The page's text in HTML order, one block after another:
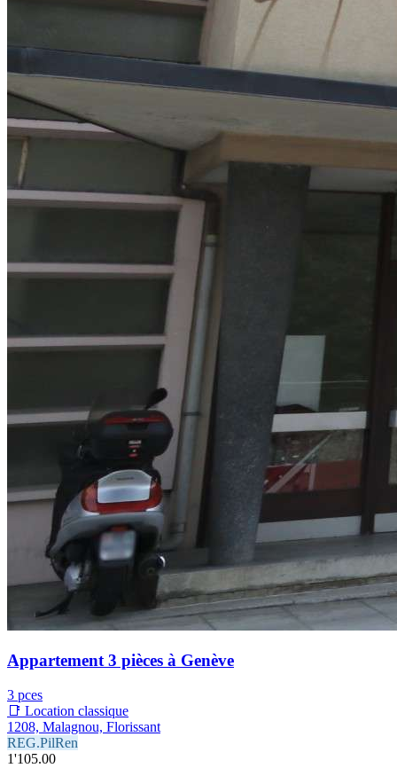
Appartement 3 pièces à Genève
3 pces
📑 Location classique
1208, Malagnou, Florissant
REG.PilRen
1'105.00